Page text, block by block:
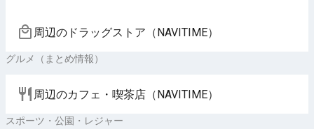
周辺のドラッグストア（NAVITIME）
グルメ（まとめ情報）
周辺のカフェ・喫茶店（NAVITIME）
スポーツ・公園・レジャー